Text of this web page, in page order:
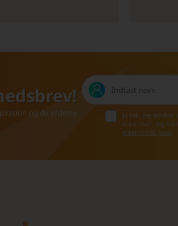
og de vildeste
Ja tak, jeg
via e-mail. Jeg
elektronisk post